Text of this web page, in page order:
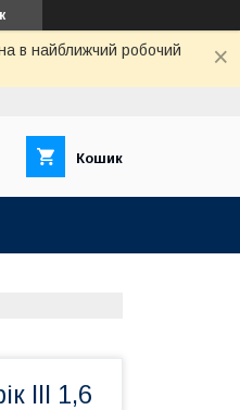
в найближчий робочий
Кошик
III 1,6